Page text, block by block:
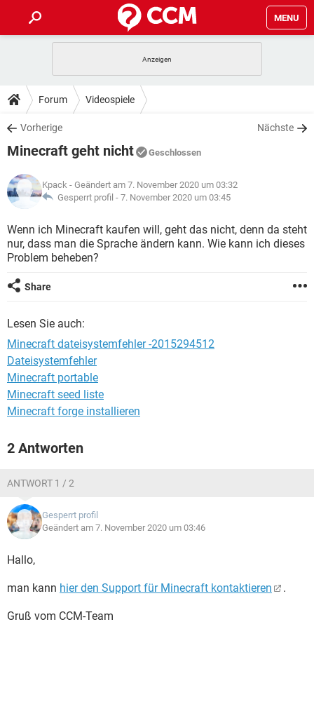
MENU
ANDROID
WINDOWS 10
WHATSAPP TIKTOK
FACEBOOK
TIPPS & TRICKS
SPIELE
WHATSAPP TIKTOK
FACEBOOK
DOWNLOADS
SPIELE STREAMING
ANDROID
WINDOWS 10 INSTAGRAM
WHATSAPP TIKTOK
FACEBOOK HARDWARE
SPIELE STREAMING
ANDROID
WINDOWS 10 INSTAGRAM
WHATSAPP
FACEBOOK
LEXIKON
SPIELE STREAMING
ANDROID IOS
WHATSAPP
FACEBOOK
Forum Videospiele
Vorherige Nächste
Minecraft geht nicht Geschlossen
Kpack - Geändert am 7. November 2020 um 03:32
Gesperrt profil - 7. November 2020 um 03:45
Wenn ich Minecraft kaufen will, geht das nicht, denn da steht
nur, dass man die Sprache ändern kann. Wie kann ich dieses
Problem beheben?
Share
Lesen Sie auch:
Minecraft dateisystemfehler -2015294512
Dateisystemfehler
Minecraft portable
Minecraft seed liste
Minecraft forge installieren
2 Antworten
ANTWORT 1 / 2
Gesperrt profil
Geändert am 7. November 2020 um 03:46
Hallo,
man kann hier den Support für Minecraft kontaktieren .
Gruß vom CCM-Team